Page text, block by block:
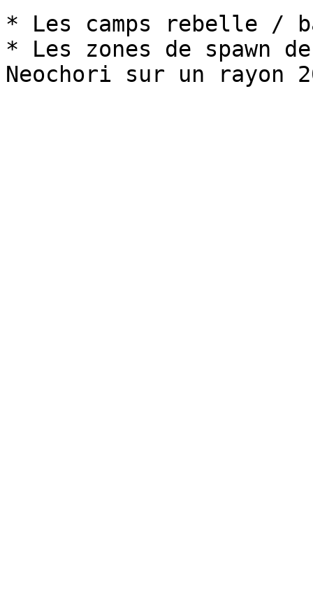
* Les camps rebelle /
* Les zones de spawn